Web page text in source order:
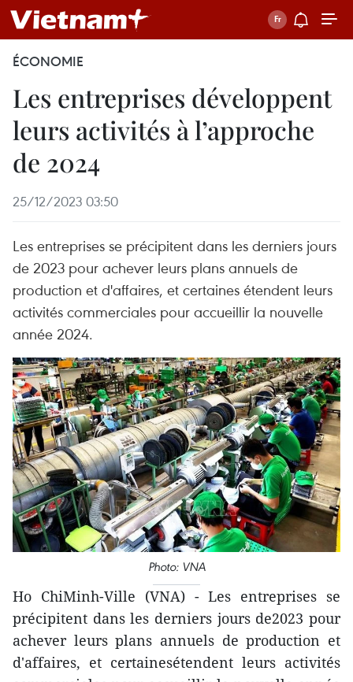
ÉCONOMIE
Les entreprises développent
leurs activités à l’approche
de 2024
25/12/2023 03:50
Les entreprises se précipitent dans les derniers jours
de 2023 pour achever leurs plans annuels de
production et d'affaires, et certaines étendent leurs
activités commerciales pour accueillir la nouvelle
année 2024.
Photo: VNA
Ho ChiMinh-Ville (VNA) - Les entreprises se
précipitent dans les derniers jours de2023 pour
achever leurs plans annuels de production et
d'affaires, et certainesétendent leurs activités